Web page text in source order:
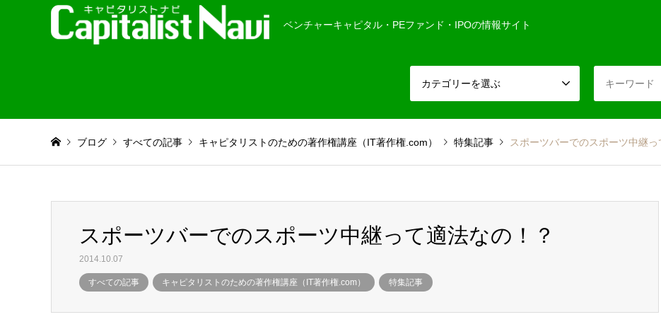
ベンチャーキャピタル・PEファンド・IPOの情報サイト
カテゴリーを選ぶ
ブログ すべての記事 キャピタリストのための著作権講座（IT著作権.com） 特集記事 スポーツバーでのスポーツ中継っ
スポーツバーでのスポーツ中継って適法なの！？
2014.10.07
すべての記事 キャピタリストのための著作権講座（IT著作権.com） 特集記事